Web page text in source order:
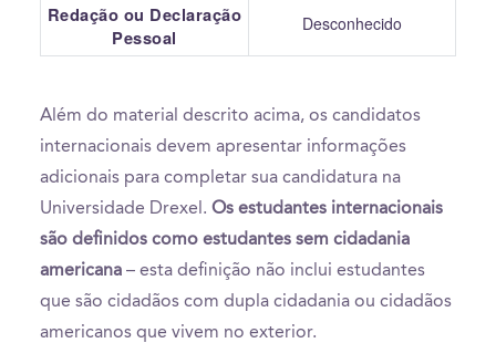
Redação ou Declaração
Pessoal
Desconhecido
Além do material descrito acima, os candidatos
internacionais devem apresentar informações
adicionais para completar sua candidatura na
Universidade Drexel. Os estudantes internacionais
são definidos como estudantes sem cidadania
americana – esta definição não inclui estudantes
que são cidadãos com dupla cidadania ou cidadãos
americanos que vivem no exterior.